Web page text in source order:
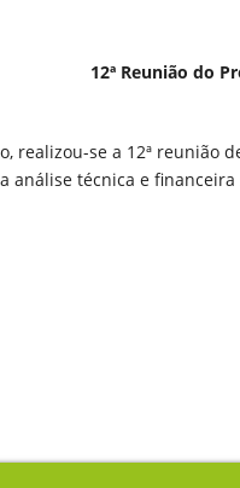
12ª Reunião do
realizou-se a 12ª reunião
análise técnica e